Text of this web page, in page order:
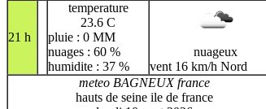
21 h
temperature
23.6 C
pluie : 0 MM
nuages : 60 %
humidite : 37 %
nuageux
vent 16 km/h Nord
meteo BAGNEUX france
hauts de seine ile de france